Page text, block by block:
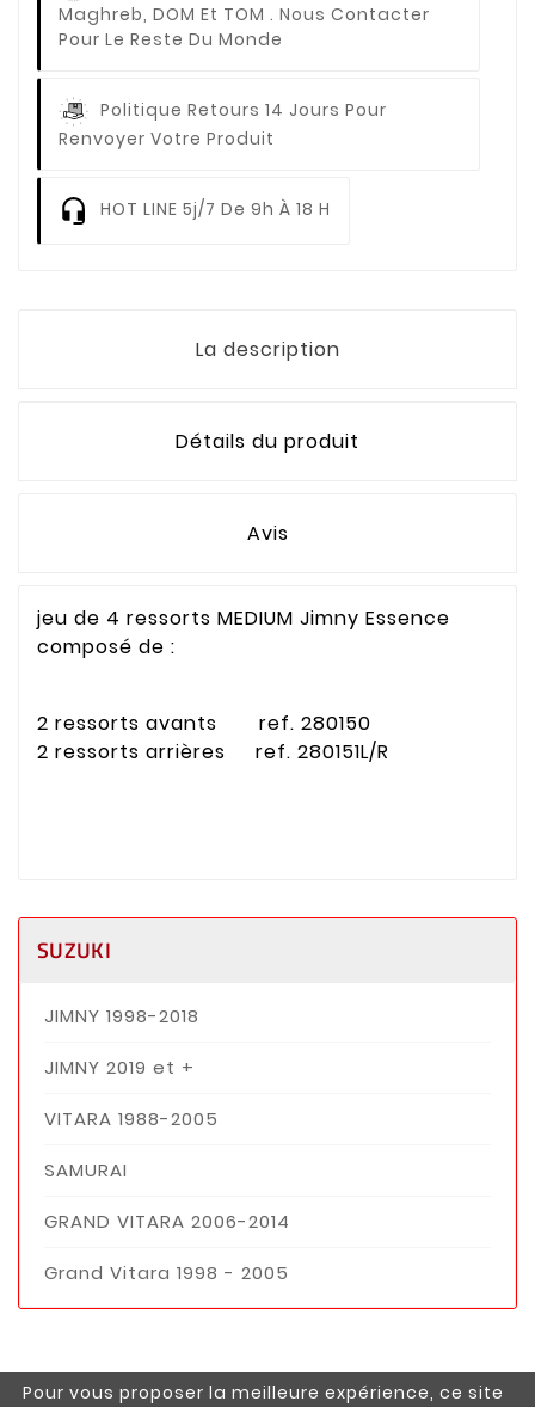
Pour vous proposer la meilleure expérience, ce site
Maghreb, DOM Et TOM . Nous Contacter
Pour Le Reste Du Monde
Politique Retours 14 Jours Pour
Renvoyer Votre Produit
HOT LINE 5j/7 De 9h À 18 H
La description
Détails du produit
Avis
jeu de 4 ressorts MEDIUM Jimny Essence
composé de :
2 ressorts avants ref. 280150
2 ressorts arrières ref. 280151L/R
SUZUKI
JIMNY 1998-2018
JIMNY 2019 et +
VITARA 1988-2005
SAMURAI
GRAND VITARA 2006-2014
Grand Vitara 1998 - 2005